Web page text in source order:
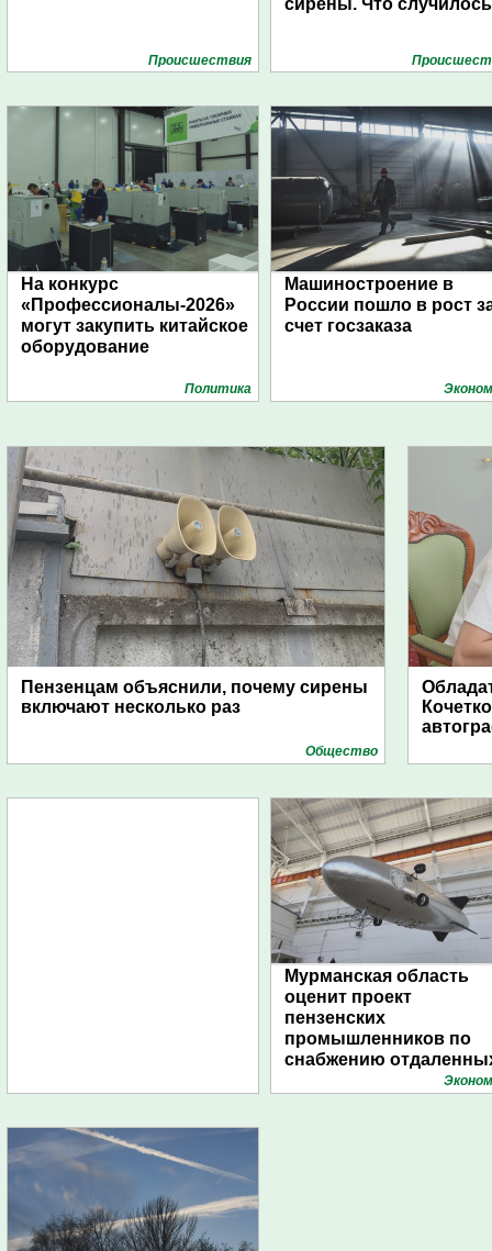
Проиcшествия
сирены. Что
На конкурс
«Профессионалы-2026»
могут закупить китайское
оборудование
Политика
Машиностроение в
России пошло в рост
счет госзаказа
Пензенцам объяснили, почему сирены
включают несколько раз
Общество
Мурманская область
оценит проект
пензенских
промышленников по
снабжению
поселений с помощью